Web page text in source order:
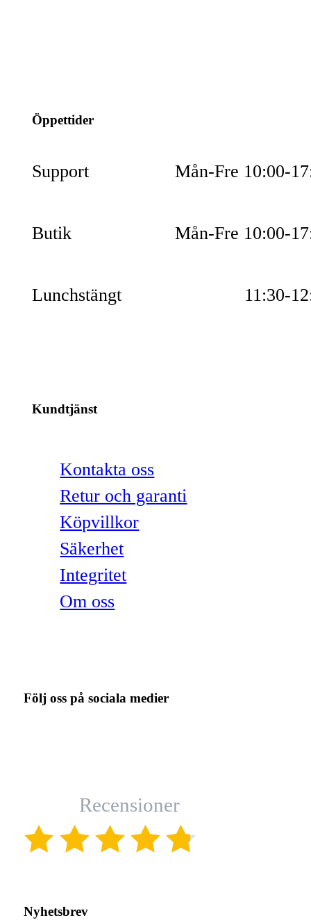
Öppettider
Support Mån-Fre 10:00-
Butik Mån-Fre 10:00-
Lunchstängt 11:30-
Kundtjänst
Kontakta oss
Retur och garanti
Köpvillkor
Säkerhet
Integritet
Om oss
Följ oss på sociala medier
Recensioner
Nyhetsbrev